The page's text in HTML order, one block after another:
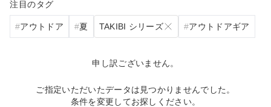
注目のタグ
アウトドア 夏 TAKIBI シリーズ アウトドアギア
申し訳ございません。
ご指定いただいたデータは見つかりませんでした。
条件を変更してお探しください。